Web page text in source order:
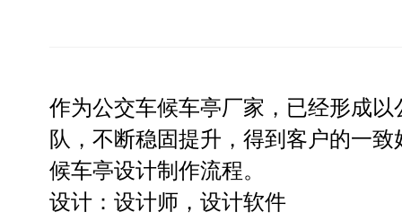
作为公交车候车亭厂家，已经形成
队，不断稳固提升，得到客户的一
候车亭设计制作流程。
设计：设计师，设计软件